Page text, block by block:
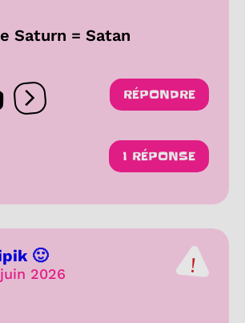
Saturn = Satan
Ouvrir les réactions
RÉPONDRE
1 RÉPONSE
🙂
2026